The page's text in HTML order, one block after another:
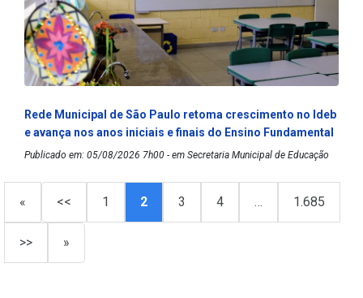
Rede Municipal de São Paulo retoma crescimento no Ideb
e avança nos anos iniciais e finais do Ensino Fundamental
Publicado em: 05/08/2026 7h00 - em Secretaria Municipal de Educação
« << 1 2 3 4 … 1.685
>> »